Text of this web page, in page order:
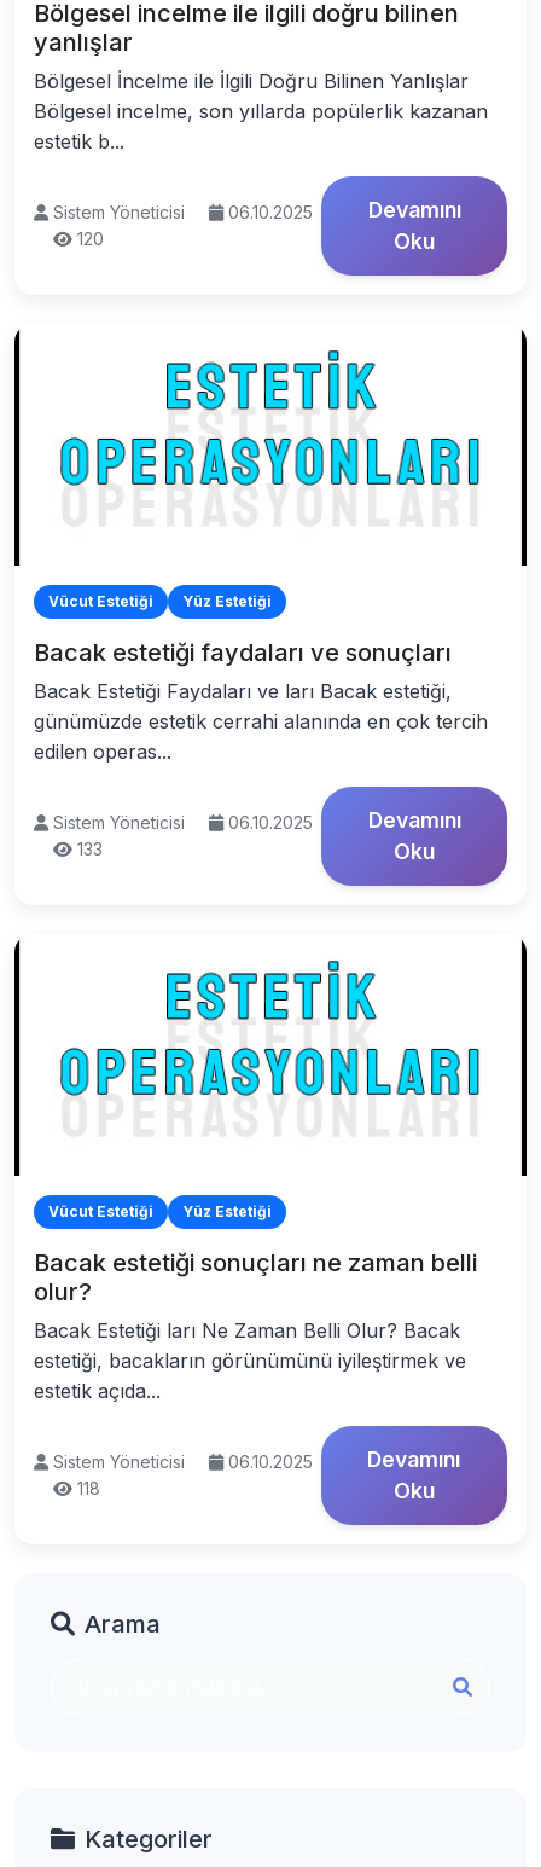
Bölgesel incelme ile ilgili doğru bilinen
yanlışlar
Bölgesel İncelme ile İlgili Doğru Bilinen Yanlışlar
Bölgesel incelme, son yıllarda popülerlik kazanan
estetik b...
Sistem Yöneticisi
06.10.2025
120
Devamını
Oku
Vücut Estetiği Yüz Estetiği
Bacak estetiği faydaları ve sonuçları
Bacak Estetiği Faydaları ve ları Bacak estetiği,
günümüzde estetik cerrahi alanında en çok tercih
edilen operas...
Sistem Yöneticisi
06.10.2025
133
Devamını
Oku
Vücut Estetiği Yüz Estetiği
Bacak estetiği sonuçları ne zaman belli
olur?
Bacak Estetiği ları Ne Zaman Belli Olur? Bacak
estetiği, bacakların görünümünü iyileştirmek ve
estetik açıda...
Sistem Yöneticisi
06.10.2025
118
Devamını
Oku
Arama
Kategoriler